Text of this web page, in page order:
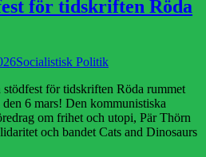
för tidskriften Röda
Författare
Socialistisk Politik
för tidskriften Röda rummet
6 mars! Den kommunistiska
om frihet och utopi, Pär Thörn
och bandet Cats and Dinosaurs